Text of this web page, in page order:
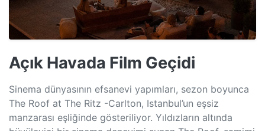
Açık Havada Film Geçidi
Sinema dünyasının efsanevi yapımları, sezon boyunca
The Roof at The Ritz -Carlton, Istanbul’un eşsiz
manzarası eşliğinde gösteriliyor. Yıldızların altında